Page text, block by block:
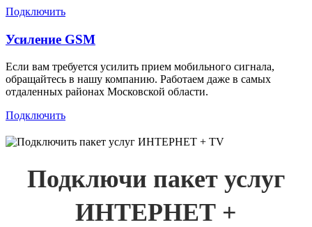
Подключить
Усиление GSM
Если вам требуется усилить прием мобильного сигнала,
обращайтесь в нашу компанию. Работаем даже в самых
отдаленных районах Московской области.
Подключить
Подключи пакет услуг
ИНТЕРНЕТ +